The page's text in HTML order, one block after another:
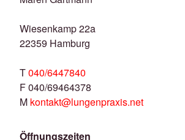
Wiesenkamp 22a
22359 Hamburg
T040/6447840
F 040/69464378
M kontakt@lungenpraxis.net
Öffnungszeiten